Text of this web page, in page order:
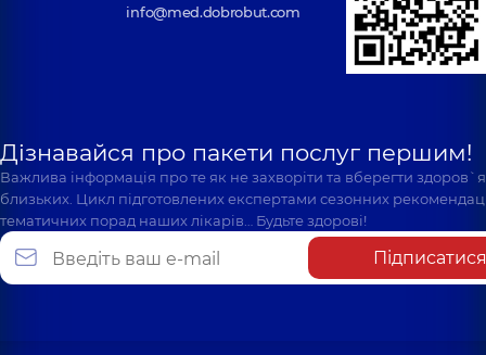
info@med.dobrobut.com
Дізнавайся про пакети послуг першим!
Важлива інформація про те як не захворіти та вберегти
близьких. Цикл підготовлених експертами сезонних
тематичних порад наших лікарів… Будьте здорові!
Підписатися